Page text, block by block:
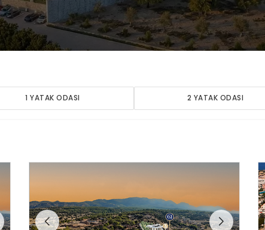
1 YATAK ODASI 2 YATAK ODASI